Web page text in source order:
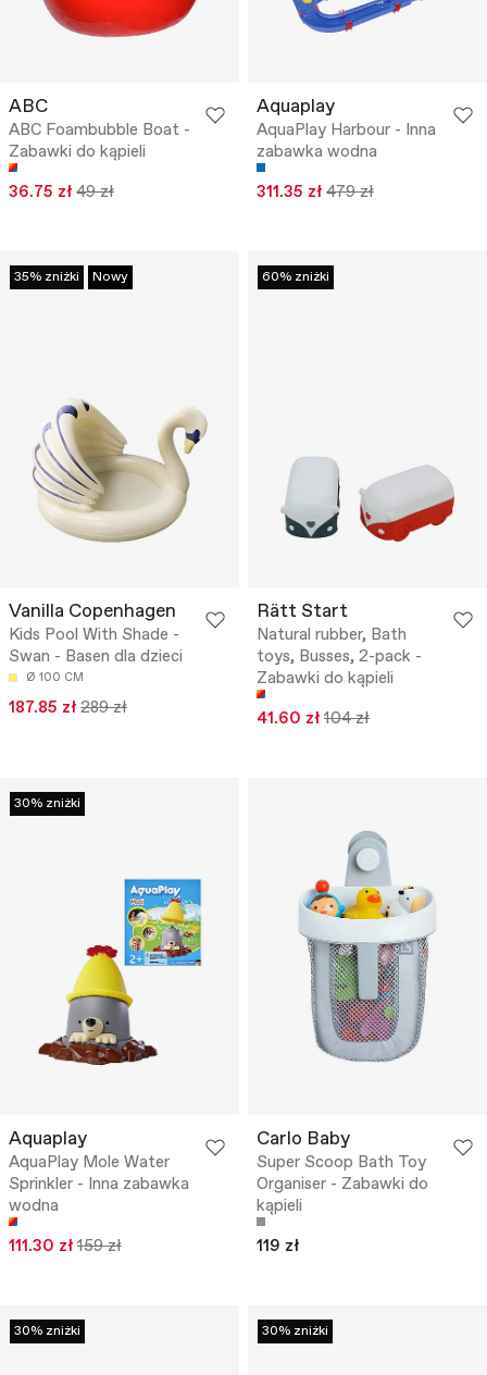
ABC
ABC Foambubble Boat -
Zabawki do kąpieli
36.75 zł 49 zł
Aquaplay
AquaPlay Harbour - Inna
zabawka wodna
311.35 zł 479 zł
35% zniżki Nowy
Vanilla Copenhagen
Kids Pool With Shade -
Swan - Basen dla dzieci
Ø 100 CM
187.85 zł 289 zł
60% zniżki
Rätt Start
Natural rubber, Bath
toys, Busses, 2-pack -
Zabawki do kąpieli
41.60 zł 104 zł
30% zniżki
Aquaplay
AquaPlay Mole Water
Sprinkler - Inna zabawka
wodna
111.30 zł 159 zł
Carlo Baby
Super Scoop Bath Toy
Organiser - Zabawki do
kąpieli
119 zł
30% zniżki 30% zniżki